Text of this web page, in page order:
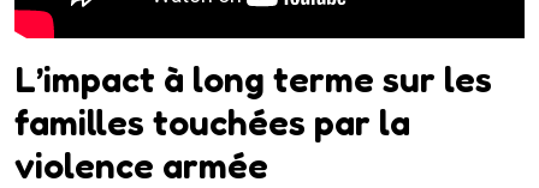
L’impact à long terme sur les
familles touchées par la
violence armée